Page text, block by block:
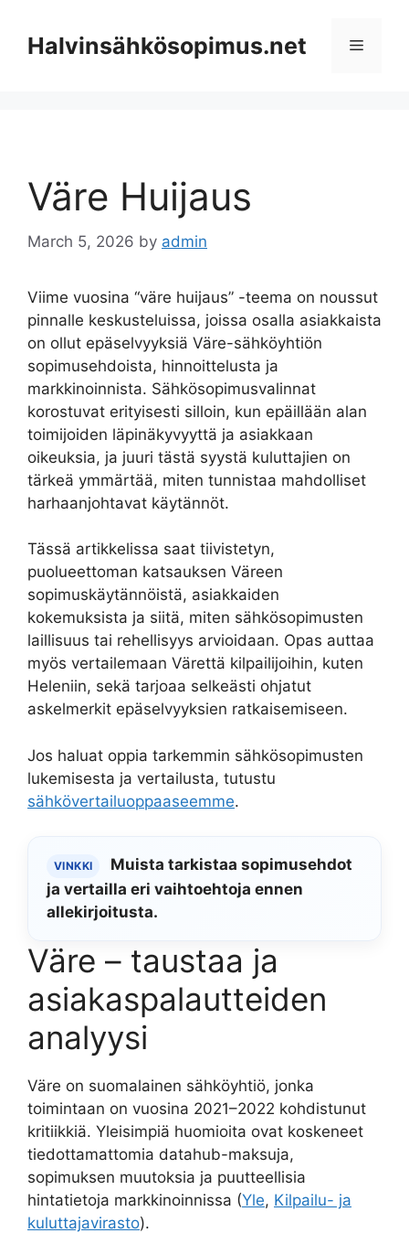
contentHalvinsähkösopimus.net Menu
Väre Huijaus
March 5, 2026 by admin
Viime vuosina “väre huijaus” -teema on noussut
pinnalle keskusteluissa, joissa osalla asiakkaista
on ollut epäselvyyksiä Väre-sähköyhtiön
sopimusehdoista, hinnoittelusta ja
markkinoinnista. Sähkösopimusvalinnat
korostuvat erityisesti silloin, kun epäillään alan
toimijoiden läpinäkyvyyttä ja asiakkaan
oikeuksia, ja juuri tästä syystä kuluttajien on
tärkeä ymmärtää, miten tunnistaa mahdolliset
harhaanjohtavat käytännöt.
Tässä artikkelissa saat tiivistetyn,
puolueettoman katsauksen Väreen
sopimuskäytännöistä, asiakkaiden
kokemuksista ja siitä, miten sähkösopimusten
laillisuus tai rehellisyys arvioidaan. Opas auttaa
myös vertailemaan Värettä kilpailijoihin, kuten
Heleniin, sekä tarjoaa selkeästi ohjatut
askelmerkit epäselvyyksien ratkaisemiseen.
Jos haluat oppia tarkemmin sähkösopimusten
lukemisesta ja vertailusta, tutustu
sähkövertailuoppaaseemme.
VINKKI
Muista tarkistaa sopimusehdot
ja vertailla eri vaihtoehtoja ennen
allekirjoitusta.
Väre – taustaa ja
asiakaspalautteiden
analyysi
Väre on suomalainen sähköyhtiö, jonka
toimintaan on vuosina 2021–2022 kohdistunut
kritiikkiä. Yleisimpiä huomioita ovat koskeneet
tiedottamattomia datahub-maksuja,
sopimuksen muutoksia ja puutteellisia
hintatietoja markkinoinnissa (Yle, Kilpailu- ja
kuluttajavirasto).